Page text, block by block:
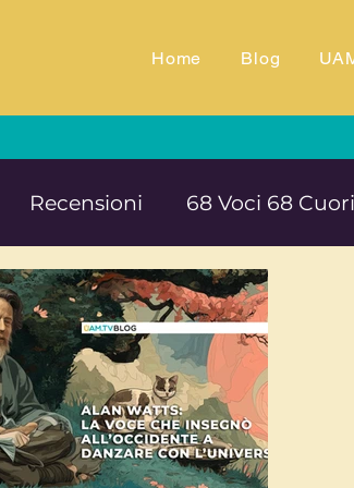
Home Blog
Recensioni 68 Voci 68 Cuori
Ambiente Documentari
sociale Equilibrio e
Educazione e